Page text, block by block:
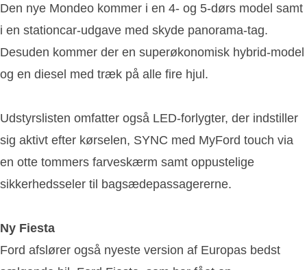
Den nye Mondeo kommer i en 4- og 5-dørs model samt
i en stationcar-udgave med skyde panorama-tag.
Desuden kommer der en superøkonomisk hybrid-model
og en diesel med træk på alle fire hjul.
Udstyrslisten omfatter også LED-forlygter, der indstiller
sig aktivt efter kørselen, SYNC med MyFord touch via
en otte tommers farveskærm samt oppustelige
sikkerhedsseler til bagsædepassagererne.
Ny Fiesta
Ford afslører også nyeste version af Europas bedst